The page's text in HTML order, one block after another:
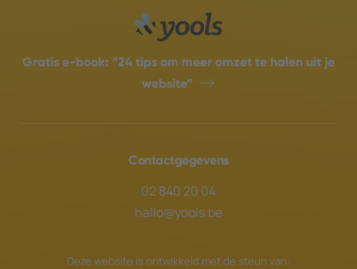
Gratis e-book: “24 tips om meer omzet te halen uit je
website”
Contactgegevens
02 840 20 04
hallo@yools.be
Deze website is ontwikkeld met de steun van: